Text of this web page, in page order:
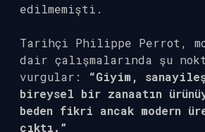
edilmemişti.
Tarihçi Philippe Perrot,
dair çalışmalarında şu
vurgular:
“Giyim,
bireysel bir zanaatın
beden fikri ancak modern
çıktı.”